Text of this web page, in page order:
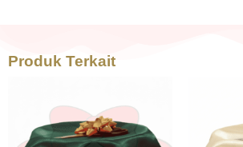
Produk Terkait